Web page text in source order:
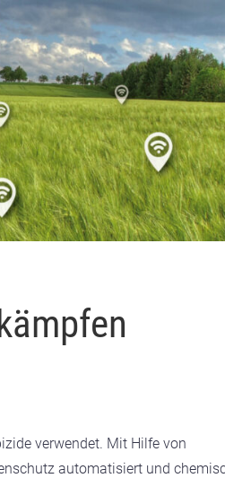
verwendet. Mit Hilfe von
automatisiert und